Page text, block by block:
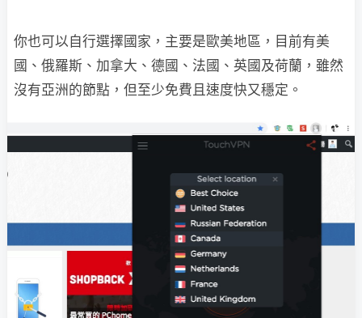
你也可以自行選擇國家，主要是歐美地區，目前有美
國、俄羅斯、加拿大、德國、法國、英國及荷蘭，雖然
沒有亞洲的節點，但至少免費且速度快又穩定。